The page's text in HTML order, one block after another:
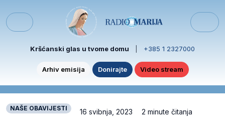
Menu
Kršćanski glas u tvome domu +385 1 2327000
Arhiv emisija Donirajte Video stream
NAŠE OBAVIJESTI 16 svibnja, 2023 2 minute čitanja